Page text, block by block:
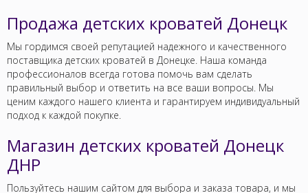
Продажа детских кроватей Донецк
Мы гордимся своей репутацией надежного и качественного
поставщика детских кроватей в Донецке. Наша команда
профессионалов всегда готова помочь вам сделать
правильный выбор и ответить на все ваши вопросы. Мы
ценим каждого нашего клиента и гарантируем индивидуальный
подход к каждой покупке.
Магазин детских кроватей Донецк
ДНР
Пользуйтесь нашим сайтом для выбора и заказа товара, и мы